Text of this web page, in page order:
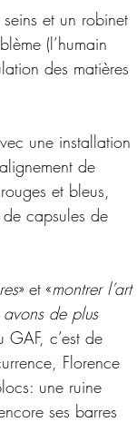
et un robinet
(l’humain
des matières
une installation
de
et bleus,
capsules de
» et «montrer l’art
de plus
c’est de
Florence
une ruine
ses barres